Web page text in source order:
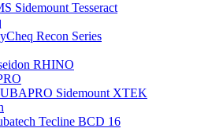
Sidemount Tesseract
Recon Series
RHINO
Sidemount XTEK
Tecline BCD 16